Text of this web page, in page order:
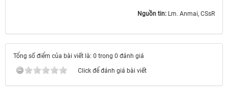
Nguồn tin: Lm. Anmai, CSsR
Tổng số điểm của bài viết là: 0 trong 0 đánh giá
Click để đánh giá bài viết